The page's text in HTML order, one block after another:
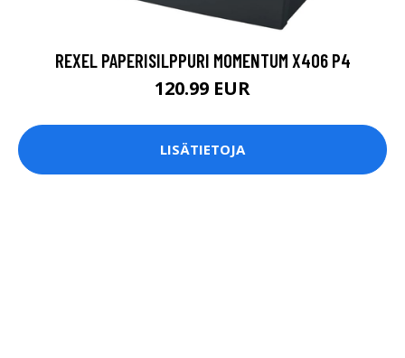
REXEL PAPERISILPPURI MOMENTUM X406 P4
120.99 EUR
LISÄTIETOJA